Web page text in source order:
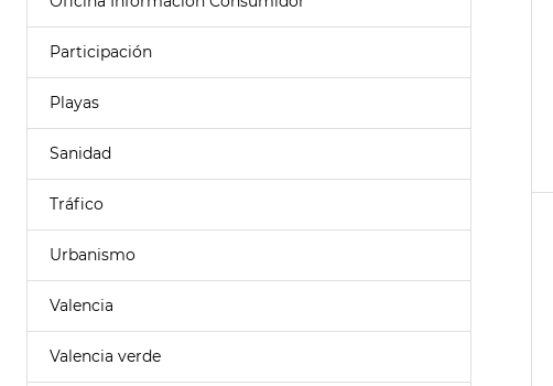
Participación
Playas
Sanidad
Tráfico
Urbanismo
Valencia
Valencia verde